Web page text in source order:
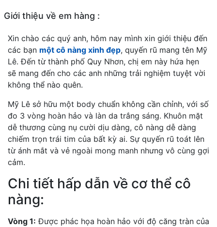
Giới thiệu về em hàng :
Xin chào các quý anh, hôm nay mình xin giới thiệu đến
các bạn một cô nàng xinh đẹp, quyến rũ mang tên Mỹ
Lê. Đến từ thành phố Quy Nhơn, chị em này hứa hẹn
sẽ mang đến cho các anh những trải nghiệm tuyệt vời
không thể nào quên.
Mỹ Lê sở hữu một body chuẩn không cần chỉnh, với số
đo 3 vòng hoàn hảo và làn da trắng sáng. Khuôn mặt
dễ thương cùng nụ cười dịu dàng, cô nàng dễ dàng
chiếm trọn trái tim của bất kỳ ai. Sự quyến rũ toát lên
từ ánh mắt và vẻ ngoài mong manh nhưng vô cùng gợi
cảm.
Chi tiết hấp dẫn về cơ thể cô
nàng:
Vòng 1: Được phác họa hoàn hảo với độ căng tràn của